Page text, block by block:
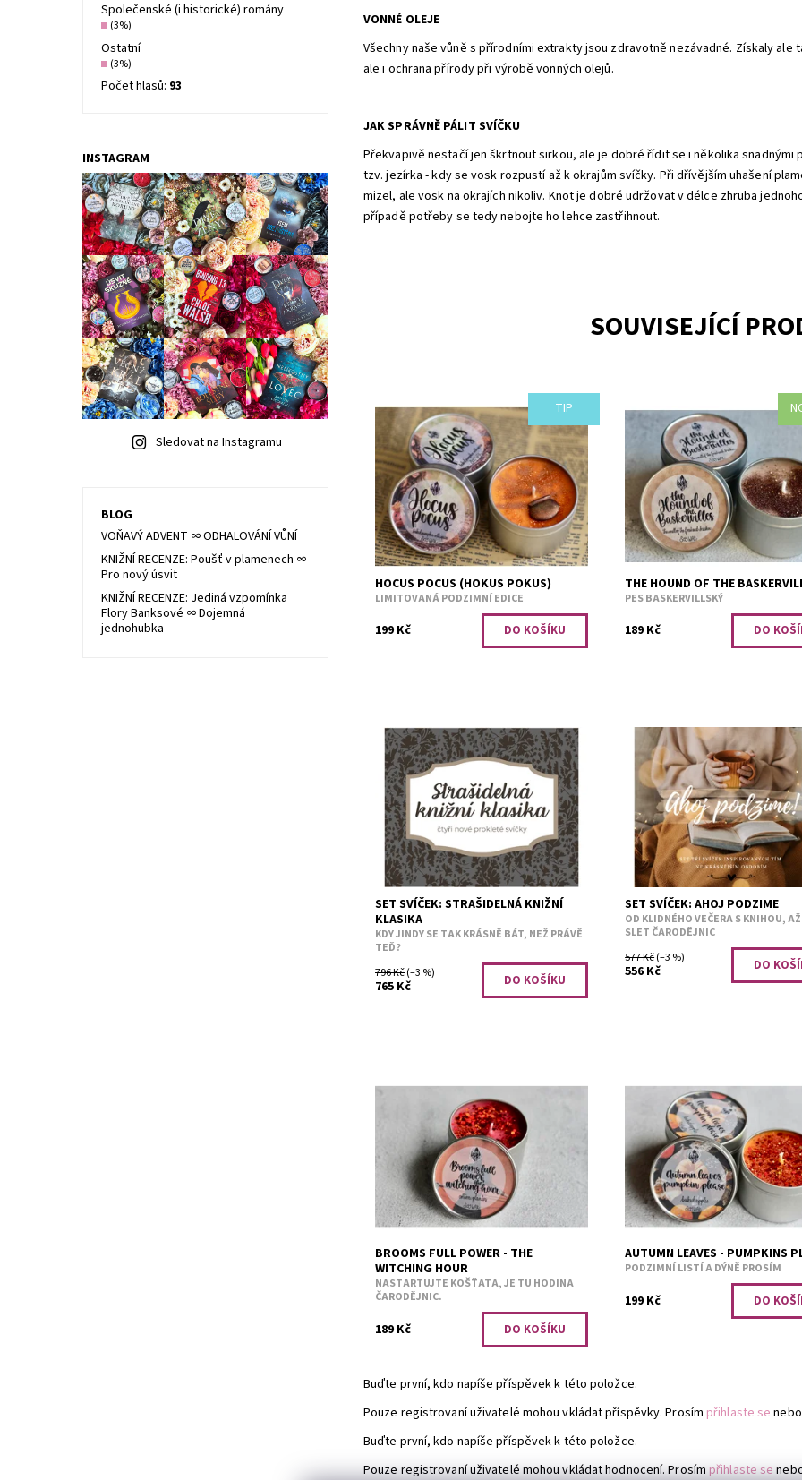
VONNÉ OLEJE
Všechny naše vůně s přírodními extrakty jsou zdravotně nezávadné. Získaly ale
ale i ochrana přírody při výrobě vonných olejů.
JAK SPRÁVNĚ PÁLIT SVÍČKU
Překvapivě nestačí jen škrtnout sirkou, ale je dobré řídit se i několika
tzv. jezírka - kdy se vosk rozpustí až k okrajům svíčky. Při dřívějším uhašení
mizel, ale vosk na okrajích nikoliv. Knot je dobré udržovat v délce zhruba
případě potřeby se tedy nebojte ho lehce zastřihnout.
SOUVISEJÍCÍ
TIP
Až zase budete zkoušet nějaká kouzla,
nezapomeňte si zapálit tuhle svíčku.
Pečená dýně s podzimním kořením.
Dostupnost:
Skladem 2
Kód:
1731
HOCUS POCUS (HOKUS POKUS)
LIMITOVANÁ PODZIMNÍ EDICE
199 Kč
Vůně lesa a kapradí.
Dostupnost:
Skladem 1
Kód:
2838
THE HOUND OF THE
PES BASKERVILLSKÝ
189 Kč
Některé příběhy se hodí pro podzim
více než jiné. A 19. století má své
jedinečně nadpřirozené kouzlo. Dr.
Jekyll and Mr. Hydehrozny, bylinky...
Dostupnost:
Předobjednávka
Kód:
SET SVÍČEK: STRAŠIDELNÁ KNIŽNÍ
KLASIKA
KDY JINDY SE TAK KRÁSNĚ BÁT, NEŽ PRÁVĚ
TEĎ?
796 Kč(–3 %)
765 Kč
PODZIM. Přináší každý rok
atmosféru, kterou pečlivě chystá
míru nám knihomolům. Autumn
pumpkins pleasepečená jablka...
Dostupnost:
Předobjednávka
Kód:
2820
SET SVÍČEK: AHOJ PODZIME
OD KLIDNÉHO VEČERA S KNIHOU,
SLET ČARODĚJNIC
577 Kč(–3 %)
556 Kč
Hedvábný bavlník.
Dostupnost:
Skladem 1
2832
BROOMS FULL POWER - THE
WITCHING HOUR
NASTARTUJTE KOŠŤATA, JE TU HODINA
ČARODĚJNIC.
189 Kč
Pečená jablka.
Dostupnost:
Skladem 2
Kód:
2826
AUTUMN LEAVES - PUMPKINS
PODZIMNÍ LISTÍ A DÝNĚ PROSÍM
199 Kč
Buďte první, kdo napíše příspěvek k této položce.
Pouze registrovaní uživatelé mohou vkládat příspěvky. Prosím přihlaste se
Buďte první, kdo napíše příspěvek k této položce.
Pouze registrovaní uživatelé mohou vkládat hodnocení. Prosímpřihlaste se
Společenské (i historické) romány
(3%)
Ostatní
(3%)
Počet hlasů: 93
INSTAGRAM
Sledovat na Instagramu
BLOG
VOŇAVÝ ADVENT ∞ ODHALOVÁNÍ VŮNÍ
KNIŽNÍ RECENZE: Poušť v plamenech ∞
Pro nový úsvit
KNIŽNÍ RECENZE: Jediná vzpomínka
Flory Banksové ∞ Dojemná
jednohubka